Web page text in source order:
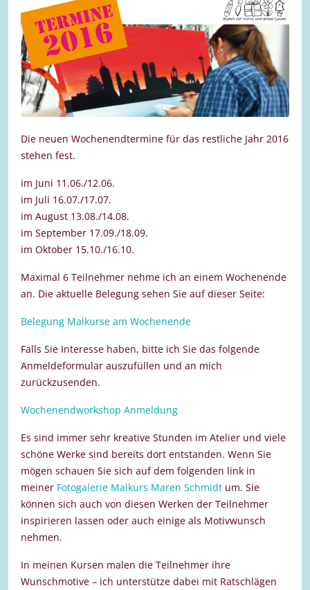
Die neuen Wochenendtermine für das restliche Jahr 2016
stehen fest.
im Juni 11.06./12.06.
im Juli 16.07./17.07.
im August 13.08./14.08.
im September 17.09./18.09.
im Oktober 15.10./16.10.
Maximal 6 Teilnehmer nehme ich an einem Wochenende
an. Die aktuelle Belegung sehen Sie auf dieser Seite:
Belegung Malkurse am Wochenende
Falls Sie Interesse haben, bitte ich Sie das folgende
Anmeldeformular auszufüllen und an mich
zurückzusenden.
Wochenendworkshop Anmeldung
Es sind immer sehr kreative Stunden im Atelier und viele
schöne Werke sind bereits dort entstanden. Wenn Sie
mögen schauen Sie sich auf dem folgenden link in
meiner Fotogalerie Malkurs Maren Schmidt um. Sie
können sich auch von diesen Werken der Teilnehmer
inspirieren lassen oder auch einige als Motivwunsch
nehmen.
In meinen Kursen malen die Teilnehmer ihre
Wunschmotive – ich unterstütze dabei mit Ratschlägen